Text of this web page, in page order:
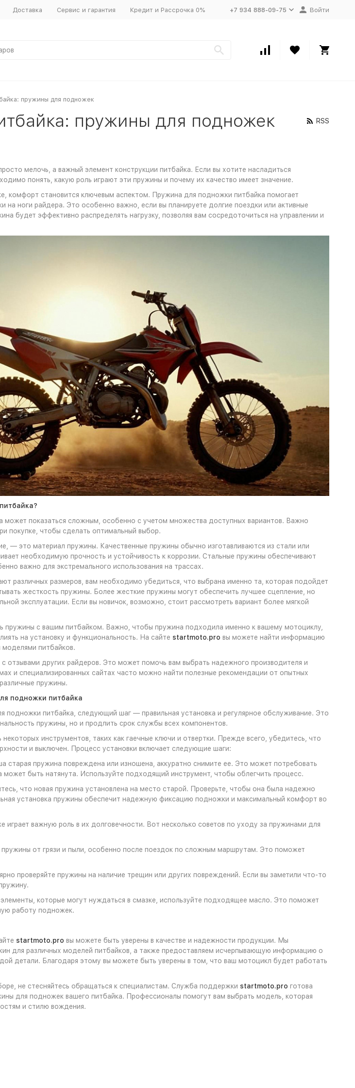
Доставка Сервис и гарантия Кредит и Рассрочка 0% +7 934 888-09-75 Войти
пружины для подножек
пружины для подножек RSS
мелочь, а важный элемент конструкции питбайка. Если вы хотите насладиться
понять, какую роль играют эти пружины и почему их качество имеет значение.
комфорт становится ключевым аспектом. Пружина для подножки питбайка помогает
на ноги райдера. Это особенно важно, если вы планируете долгие поездки или активные
будет эффективно распределять нагрузку, позволяя вам сосредоточиться на управлении и
может показаться сложным, особенно с учетом множества доступных вариантов. Важно
покупке, чтобы сделать оптимальный выбор.
— это материал пружины. Качественные пружины обычно изготавливаются из стали или
необходимую прочность и устойчивость к коррозии. Стальные пружины обеспечивают
важно для экстремального использования на трассах.
различных размеров, вам необходимо убедиться, что выбрана именно та, которая подойдет
жесткость пружины. Более жесткие пружины могут обеспечить лучшее сцепление, но
эксплуатации. Если вы новичок, возможно, стоит рассмотреть вариант более мягкой
пружины с вашим питбайком. Важно, чтобы пружина подходила именно к вашему мотоциклу,
на установку и функциональность. На сайте startmoto.pro вы можете найти информацию
питбайков.
отзывами других райдеров. Это может помочь вам выбрать надежного производителя и
и специализированных сайтах часто можно найти полезные рекомендации от опытных
пружины.
подножки питбайка
питбайка, следующий шаг — правильная установка и регулярное обслуживание. Это
пружины, но и продлить срок службы всех компонентов.
инструментов, таких как гаечные ключи и отвертки. Прежде всего, убедитесь, что
и выключен. Процесс установки включает следующие шаги:
старая пружина повреждена или изношена, аккуратно снимите ее. Это может потребовать
может быть натянута. Используйте подходящий инструмент, чтобы облегчить процесс.
что новая пружина установлена на место старой. Проверьте, чтобы она была надежно
установка пружины обеспечит надежную фиксацию подножки и максимальный комфорт во
играет важную роль в их долговечности. Вот несколько советов по уходу за пружинами для
от грязи и пыли, особенно после поездок по сложным маршрутам. Это поможет
проверяйте пружины на наличие трещин или других повреждений. Если вы заметили что-то
которые могут нуждаться в смазке, используйте подходящее масло. Это поможет
работу подножек.
startmoto.pro вы можете быть уверены в качестве и надежности продукции. Мы
для различных моделей питбайков, а также предоставляем исчерпывающую информацию о
детали. Благодаря этому вы можете быть уверены в том, что ваш мотоцикл будет работать
не стесняйтесь обращаться к специалистам. Служба поддержки startmoto.pro готова
для подножек вашего питбайка. Профессионалы помогут вам выбрать модель, которая
и стилю вождения.